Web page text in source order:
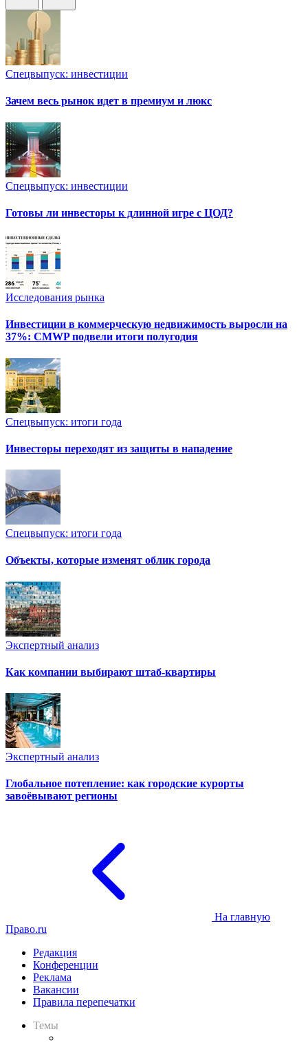
Спецвыпуск: инвестиции
Зачем весь рынок идет в премиум и люкс
Спецвыпуск: инвестиции
Готовы ли инвесторы к длинной игре с ЦОД?
Исследования рынка
Инвестиции в коммерческую недвижимость выросли на
37%: CMWP подвели итоги полугодия
Спецвыпуск: итоги года
Инвесторы переходят из защиты в нападение
Спецвыпуск: итоги года
Объекты, которые изменят облик города
Экспертный анализ
Как компании выбирают штаб-квартиры
Экспертный анализ
Глобальное потепление: как городские курорты
завоёвывают регионы
На главную
Право.ru
Редакция
Конференции
Реклама
Вакансии
Правила перепечатки
Темы